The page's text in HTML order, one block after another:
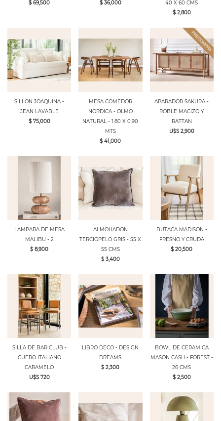
$ 69,500
$ 36,000
40 X 60 CMS
$ 2,800
SILLON JOAQUINA -
JEAN LAVABLE
$ 75,000
MESA COMEDOR
NORDICA - OLMO
NATURAL - 1.80 X 0.90
MTS
$ 41,000
APARADOR SAKURA -
ROBLE MACIZO Y
RATTAN
U$S 2,900
LAMPARA DE MESA
MALIBU - 2
$ 8,900
ALMOHADON
TERCIOPELO GRIS - 55 X
55 CMS
$ 3,400
BUTACA MADISON -
FRESNO Y CRUDA
$ 20,500
SILLA DE BAR CLUB -
CUERO ITALIANO
CARAMELO
U$S 720
LIBRO DECO - DESIGN
DREAMS
$ 2,300
BOWL DE CERAMICA
MASON CASH - FOREST -
26 CMS
$ 2,500